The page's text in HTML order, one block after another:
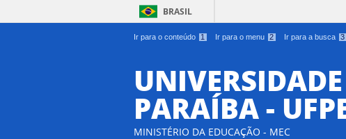
Ir para o conteúdo 1 Ir para o menu 2 Ir para a busca 3
BRASIL
PARAÍBA -
MINISTÉRIO DA EDUCAÇÃO - MEC